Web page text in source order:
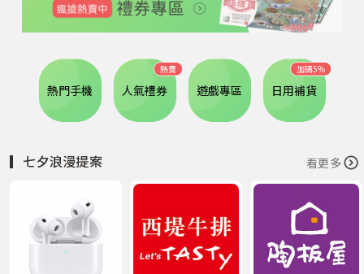
熱門手機
熱賣
人氣禮券 遊戲專區
加碼5%
日用補貨
▎七夕浪漫提案 看更多